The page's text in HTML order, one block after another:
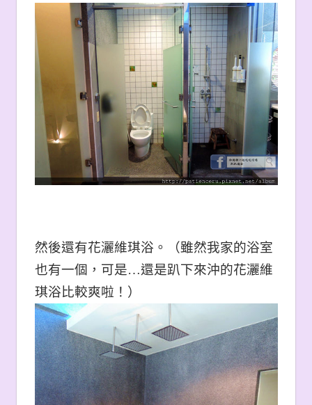
然後還有花灑維琪浴。（雖然我家的浴室
也有一個，可是…還是趴下來沖的花灑維
琪浴比較爽啦！）